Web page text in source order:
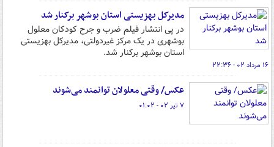
مدیرکل بهزیستی استان بوشهر برکنار شد
در پی انتشار فیلم ضرب و جرح کودکان معلول
بوشهری در یک مرکز غیردولتی، مدیرکل بهزیستی
استان بوشهر برکنار شد.
۱۶ مرداد ۰۲ - ۲۲:۳۶
عکس/ وقتی معلولان توانمند می‌شوند
۷ تیر ۰۲ - ۰۱:۰۲